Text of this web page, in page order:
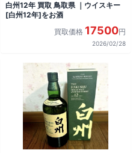
白州12年 買取 鳥取県 ｜ウイスキー
[白州12年]をお酒
買取価格 17500円
2026/02/28